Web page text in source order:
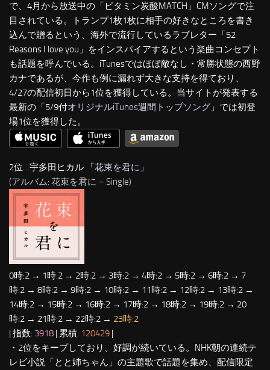
で、4月から放送中の「ビタミン炭酸MATCH」CMソングで注
目されている。トランプ1枚1枚に相手の好きなところを書き
込んで贈るという、海外で流行しているラブレター「52
Reasons I love you」をインスパイアするという楽曲コンセプト
も話題を呼んでいる。iTunesではほぼ敵なし・常勝状態の西野
カナであるが、今作も例に漏れず大きな支持を得ており、
4/27の配信初日から1位を獲得している。当サイトが発表する
最新の「5/9付オリジナルiTunes週間トップソング 」では初登
場1位を獲得した。
2位…宇多田ヒカル 「 花束を君に 」
(アルバム: 花束を君に – Single)
0時:2 → 1時:2 → 2時:2 → 3時:2 → 4時:2 → 5時:2 → 6時:2 → 7
時:2 → 8時:2 → 9時:2 → 10時:2 → 11時:2 → 12時:2 → 13時:2 →
14時:2 → 15時:2 → 16時:2 → 17時:2 → 18時:2 → 19時:2 → 20
時:2 → 21時:2 → 22時:2 → 23時:2
| 指数: 3918 | 累積: 120429
・2位をキープしており、好調が続いている。NHK朝の連続テ
レビ小説「とと姉ちゃん」の主題歌で話題を集め、配信限定